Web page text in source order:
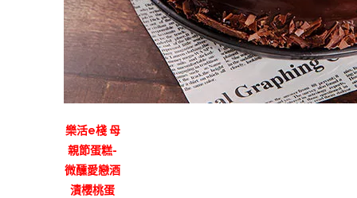
樂活e棧 母
親節蛋糕-
微醺愛戀酒
漬櫻桃蛋